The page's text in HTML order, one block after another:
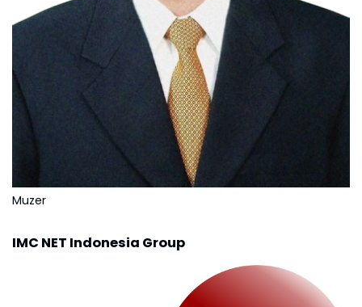
Muzer
IMC NET Indonesia Group